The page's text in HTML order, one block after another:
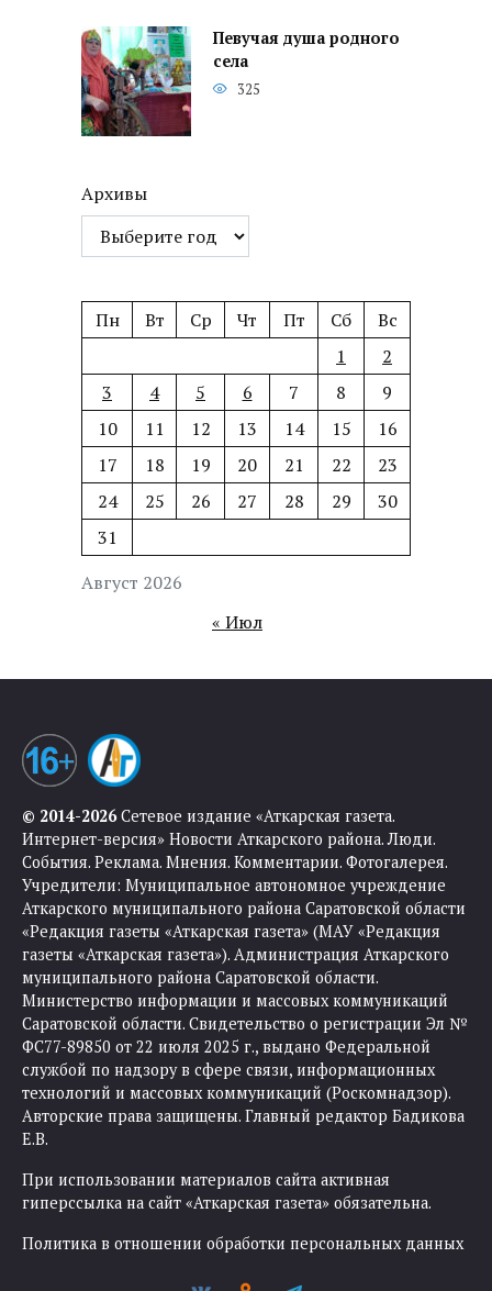
Певучая душа родного
села
325
Архивы
Август 2026
Пн Вт Ср Чт Пт Сб
Вс
1
2
3
4 5 6 7 8
9
10
11 12 13 14 15
16
17
18 19 20 21 22
23
24
25 26 27 28 29
30
31
« Июл
© 2014-2026Сетевое издание «Аткарская газета.
Интернет-версия» Новости Аткарского района. Люди.
События. Реклама. Мнения. Комментарии. Фотогалерея.
Учредители: Муниципальное автономное учреждение
Аткарского муниципального района Саратовской области
«Редакция газеты «Аткарская газета» (МАУ «Редакция
газеты «Аткарская газета»). Администрация Аткарского
муниципального района Саратовской области.
Министерство информации и массовых коммуникаций
Саратовской области. Свидетельство о регистрации Эл №
ФС77-89850 от 22 июля 2025 г., выдано Федеральной
службой по надзору в сфере связи, информационных
технологий и массовых коммуникаций (Роскомнадзор).
Авторские права защищены. Главный редактор Бадикова
Е.В.
При использовании материалов сайта активная
гиперссылка на сайт «Аткарская газета» обязательна.
Политика в отношении обработки персональных данных